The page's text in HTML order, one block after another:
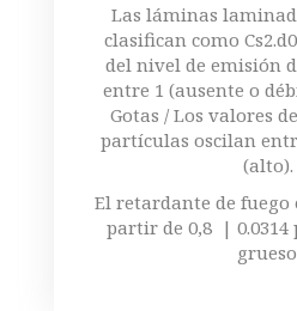
Las láminas
clasifican como
del nivel de emisión
entre 1 (ausente o
Gotas / Los valores
partículas oscilan
(alto).
El retardante de fuego
partir de 0,8 | 0.0314